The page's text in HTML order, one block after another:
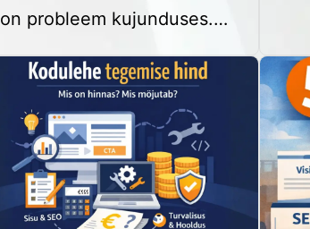
on probleem kujunduses.…